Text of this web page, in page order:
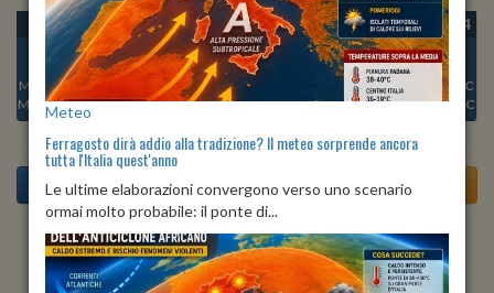
OGGI
Min:
20°C
Max:22°C
DOM 09
Min:
Max:21°C
LUN 10
Min:20°C
Max:22°C
MAR 11
Min:
21°C
Max:23°C
MER 12
Max:23°C
GIO 13
Min:19°C
Max:21°C
VEN 14
19°C
Max:21°C
Previsioni del Tempo a Albareto di domani
Meteo
Ferragosto dirà addio alla tradizione? Il meteo sorprende ancora
tutta l'Italia quest'anno
Le ultime elaborazioni convergono verso uno scenario
ormai molto probabile: il ponte di...